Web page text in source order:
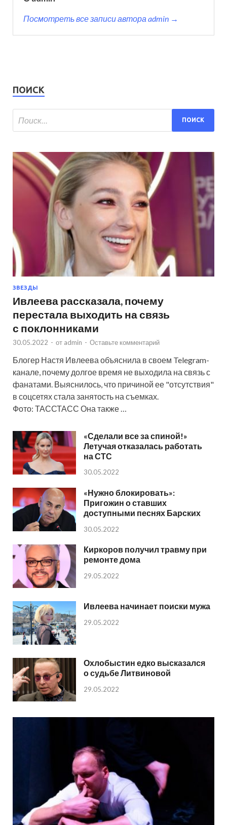
Посмотреть все записи автора admin →
ПОИСК
ЗВЕЗДЫ
Ивлеева рассказала, почему
перестала выходить на связь
с поклонниками
30.05.2022 - от admin - Оставьте комментарий
Блогер Настя Ивлеева объяснила в своем Telegram-
канале, почему долгое время не выходила на связь с
фанатами. Выяснилось, что причиной ее "отсутствия"
в соцсетях стала занятость на съемках.
Фото: ТАССТАСС Она также …
«Сделали все за спиной!»
Летучая отказалась работать
на СТС
30.05.2022
«Нужно блокировать»:
Пригожин о ставших
доступными песнях Барских
30.05.2022
Киркоров получил травму при
ремонте дома
29.05.2022
Ивлеева начинает поиски мужа
29.05.2022
Охлобыстин едко высказался
о судьбе Литвиновой
29.05.2022